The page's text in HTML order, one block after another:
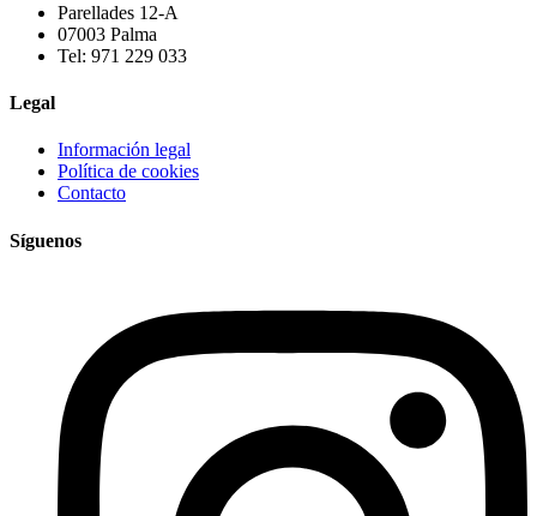
Parellades 12-A
07003 Palma
Tel: 971 229 033
Legal
Información legal
Política de cookies
Contacto
Síguenos